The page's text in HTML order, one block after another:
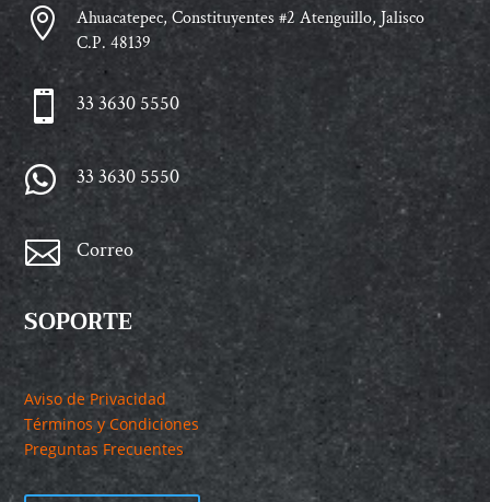

Ahuacatepec, Constituyentes #2 Atenguillo, Jalisco
C.P. 48139
 33 3630 5550
 33 3630 5550
 Correo
SOPORTE
Aviso de Privacidad
Términos y Condiciones
Preguntas Frecuentes